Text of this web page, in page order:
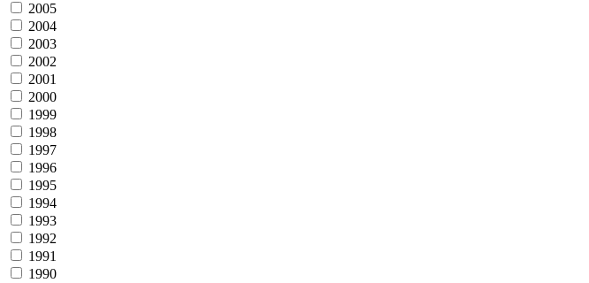
2005
2004
2003
2002
2001
2000
1999
1998
1997
1996
1995
1994
1993
1992
1991
1990